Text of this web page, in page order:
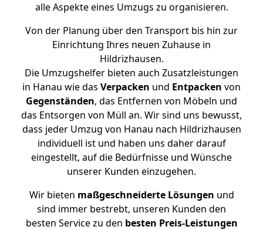
alle Aspekte eines Umzugs zu organisieren.
Von der Planung über den Transport bis hin zur
Einrichtung Ihres neuen Zuhause in
Hildrizhausen.
Die Umzugshelfer bieten auch Zusatzleistungen
in Hanau wie das Verpacken und Entpacken von
Gegenständen, das Entfernen von Möbeln und
das Entsorgen von Müll an. Wir sind uns bewusst,
dass jeder Umzug von Hanau nach Hildrizhausen
individuell ist und haben uns daher darauf
eingestellt, auf die Bedürfnisse und Wünsche
unserer Kunden einzugehen.
Wir bieten maßgeschneiderte Lösungen und
sind immer bestrebt, unseren Kunden den
besten Service zu den besten Preis-Leistungen